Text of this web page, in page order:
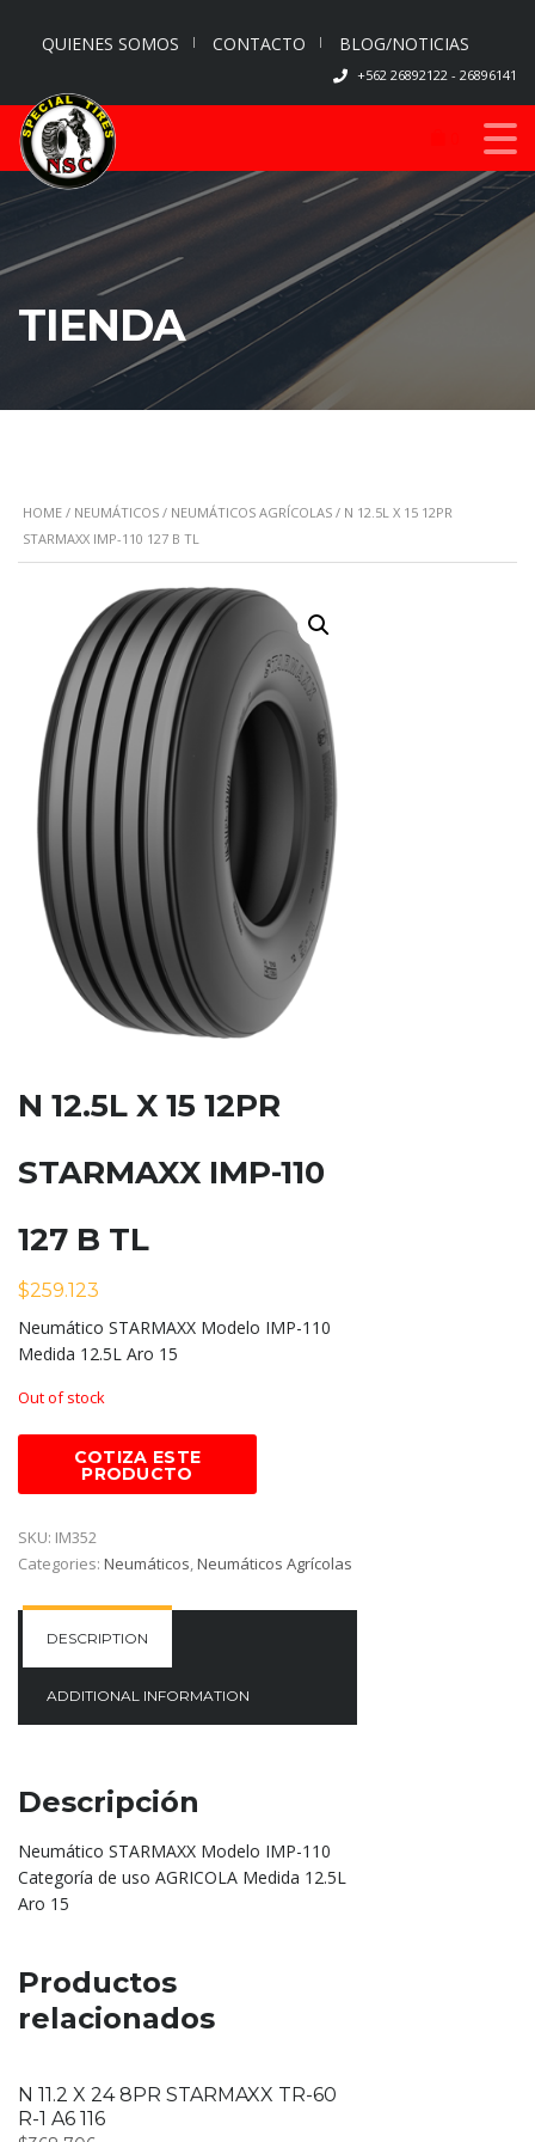
QUIENES SOMOS CONTACTO BLOG/NOTICIAS
+562 26892122 - 26896141
TIENDA
HOME / NEUMÁTICOS / NEUMÁTICOS AGRÍCOLAS / N 12.5L X 15 12PR
STARMAXX IMP-110 127 B TL
N 12.5L X 15 12PR
STARMAXX IMP-110
127 B TL
$259.123
Neumático STARMAXX Modelo IMP-110
Medida 12.5L Aro 15
Out of stock
SKU: IM352
Categories: Neumáticos,Neumáticos Agrícolas
DESCRIPTION
ADDITIONAL INFORMATION
Descripción
Neumático STARMAXX Modelo IMP-110
Categoría de uso AGRICOLA Medida 12.5L
Aro 15
Productos
relacionados
N 11.2 X 24 8PR STARMAXX TR-60
R-1 A6 116